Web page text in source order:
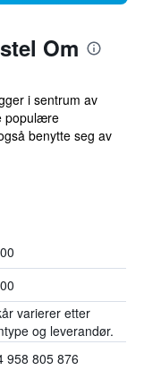
Om
i sentrum av
populære
benytte seg av
varierer etter
og leverandør.
958 805 876